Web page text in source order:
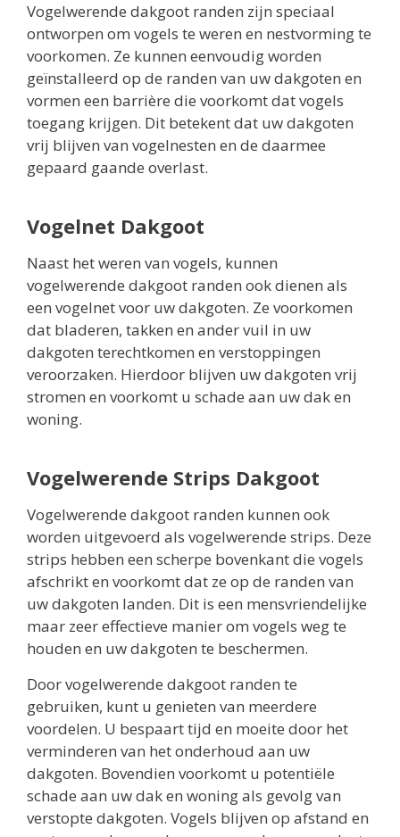
Vogelwerende dakgoot randen zijn speciaal
ontworpen om vogels te weren en nestvorming te
voorkomen. Ze kunnen eenvoudig worden
geïnstalleerd op de randen van uw dakgoten en
vormen een barrière die voorkomt dat vogels
toegang krijgen. Dit betekent dat uw dakgoten
vrij blijven van vogelnesten en de daarmee
gepaard gaande overlast.
Vogelnet Dakgoot
Naast het weren van vogels, kunnen
vogelwerende dakgoot randen ook dienen als
een vogelnet voor uw dakgoten. Ze voorkomen
dat bladeren, takken en ander vuil in uw
dakgoten terechtkomen en verstoppingen
veroorzaken. Hierdoor blijven uw dakgoten vrij
stromen en voorkomt u schade aan uw dak en
woning.
Vogelwerende Strips Dakgoot
Vogelwerende dakgoot randen kunnen ook
worden uitgevoerd als vogelwerende strips. Deze
strips hebben een scherpe bovenkant die vogels
afschrikt en voorkomt dat ze op de randen van
uw dakgoten landen. Dit is een mensvriendelijke
maar zeer effectieve manier om vogels weg te
houden en uw dakgoten te beschermen.
Door vogelwerende dakgoot randen te
gebruiken, kunt u genieten van meerdere
voordelen. U bespaart tijd en moeite door het
verminderen van het onderhoud aan uw
dakgoten. Bovendien voorkomt u potentiële
schade aan uw dak en woning als gevolg van
verstopte dakgoten. Vogels blijven op afstand en